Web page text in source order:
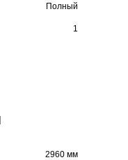
Полный
1
2960 мм